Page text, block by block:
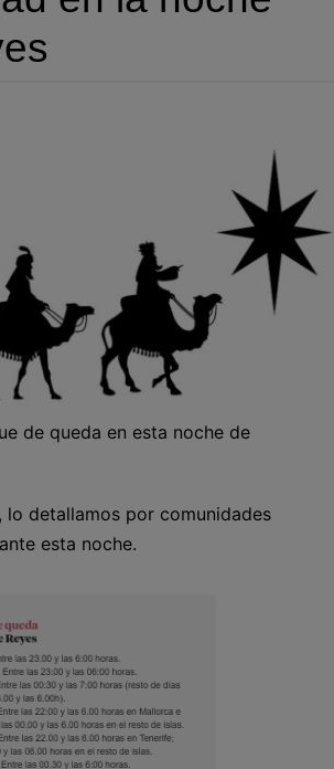
Hablemos
de queda en esta noche de
lo detallamos por comunidades
esta noche.